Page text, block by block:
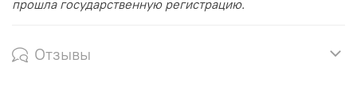
прошла государственную регистрацию.
Отзывы